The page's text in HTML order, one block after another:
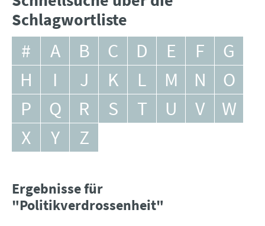
Schlagwortliste
# A B C D E F
G
H
I J K L M N
O
P
Q R S T U V
W
X
Y Z
Ergebnisse für
"Politikverdrossenheit"